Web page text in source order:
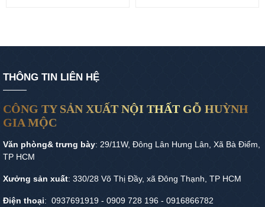
THÔNG TIN LIÊN HỆ
CÔNG TY SẢN XUẤT NỘI THẤT GỖ HUỲNH
GIA MỘC
Văn phòng& trưng bày: 29/11W, Đông Lân Hưng Lân, Xã Bà Điểm,
TP HCM
Xưởng sản xuất: 330/28 Võ Thị Đầy, xã Đông Thạnh, TP HCM
Điện thoại: 0937691919 - 0909 728 196 - 0916866782